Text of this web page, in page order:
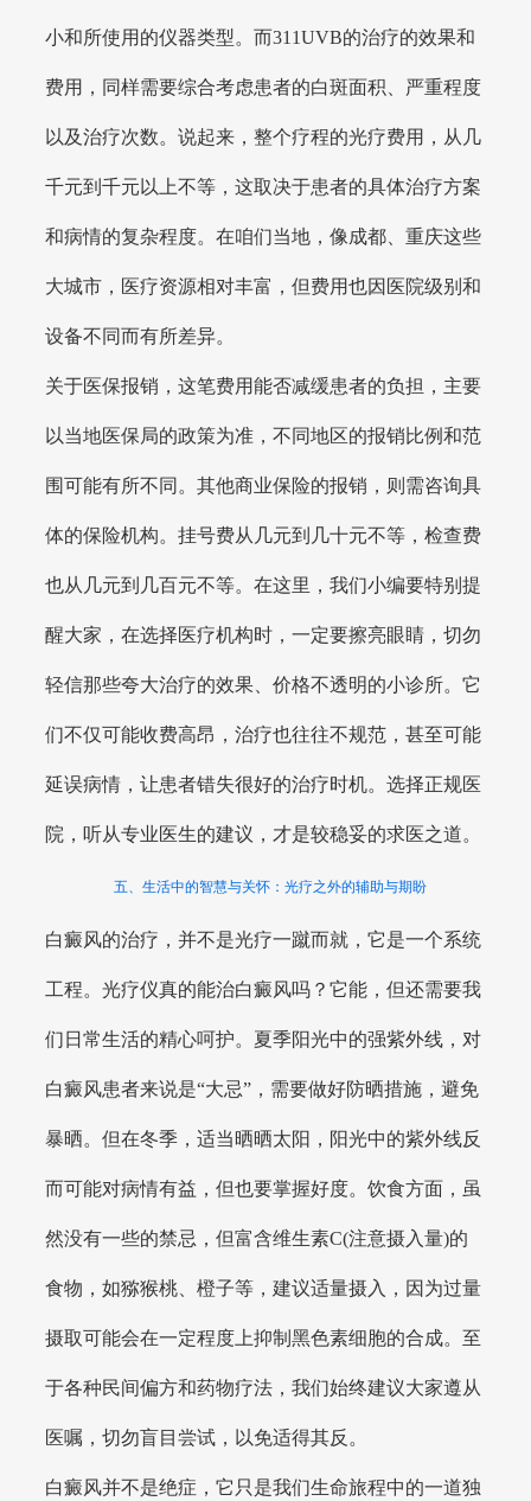
小和所使用的仪器类型。而311UVB的治疗的效果和
费用，同样需要综合考虑患者的白斑面积、严重程度
以及治疗次数。说起来，整个疗程的光疗费用，从几
千元到千元以上不等，这取决于患者的具体治疗方案
和病情的复杂程度。在咱们当地，像成都、重庆这些
大城市，医疗资源相对丰富，但费用也因医院级别和
设备不同而有所差异。
关于医保报销，这笔费用能否减缓患者的负担，主要
以当地医保局的政策为准，不同地区的报销比例和范
围可能有所不同。其他商业保险的报销，则需咨询具
体的保险机构。挂号费从几元到几十元不等，检查费
也从几元到几百元不等。在这里，我们小编要特别提
醒大家，在选择医疗机构时，一定要擦亮眼睛，切勿
轻信那些夸大治疗的效果、价格不透明的小诊所。它
们不仅可能收费高昂，治疗也往往不规范，甚至可能
延误病情，让患者错失很好的治疗时机。选择正规医
院，听从专业医生的建议，才是较稳妥的求医之道。
五、生活中的智慧与关怀：光疗之外的辅助与期盼
白癜风的治疗，并不是光疗一蹴而就，它是一个系统
工程。光疗仪真的能治白癜风吗？它能，但还需要我
们日常生活的精心呵护。夏季阳光中的强紫外线，对
白癜风患者来说是“大忌”，需要做好防晒措施，避免
暴晒。但在冬季，适当晒晒太阳，阳光中的紫外线反
而可能对病情有益，但也要掌握好度。饮食方面，虽
然没有一些的禁忌，但富含维生素C(注意摄入量)的
食物，如猕猴桃、橙子等，建议适量摄入，因为过量
摄取可能会在一定程度上抑制黑色素细胞的合成。至
于各种民间偏方和药物疗法，我们始终建议大家遵从
医嘱，切勿盲目尝试，以免适得其反。
白癜风并不是绝症，它只是我们生命旅程中的一道独